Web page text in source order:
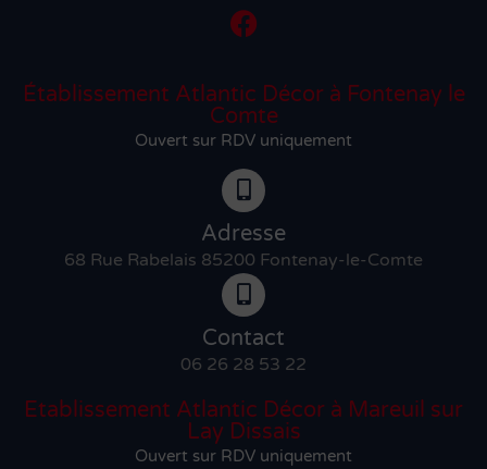
Établissement Atlantic Décor à Fontenay le
Comte
Ouvert sur RDV uniquement
Adresse
68 Rue Rabelais 85200 Fontenay-le-Comte
Contact
06 26 28 53 22
Etablissement Atlantic Décor à Mareuil sur
Lay Dissais
Ouvert sur RDV uniquement